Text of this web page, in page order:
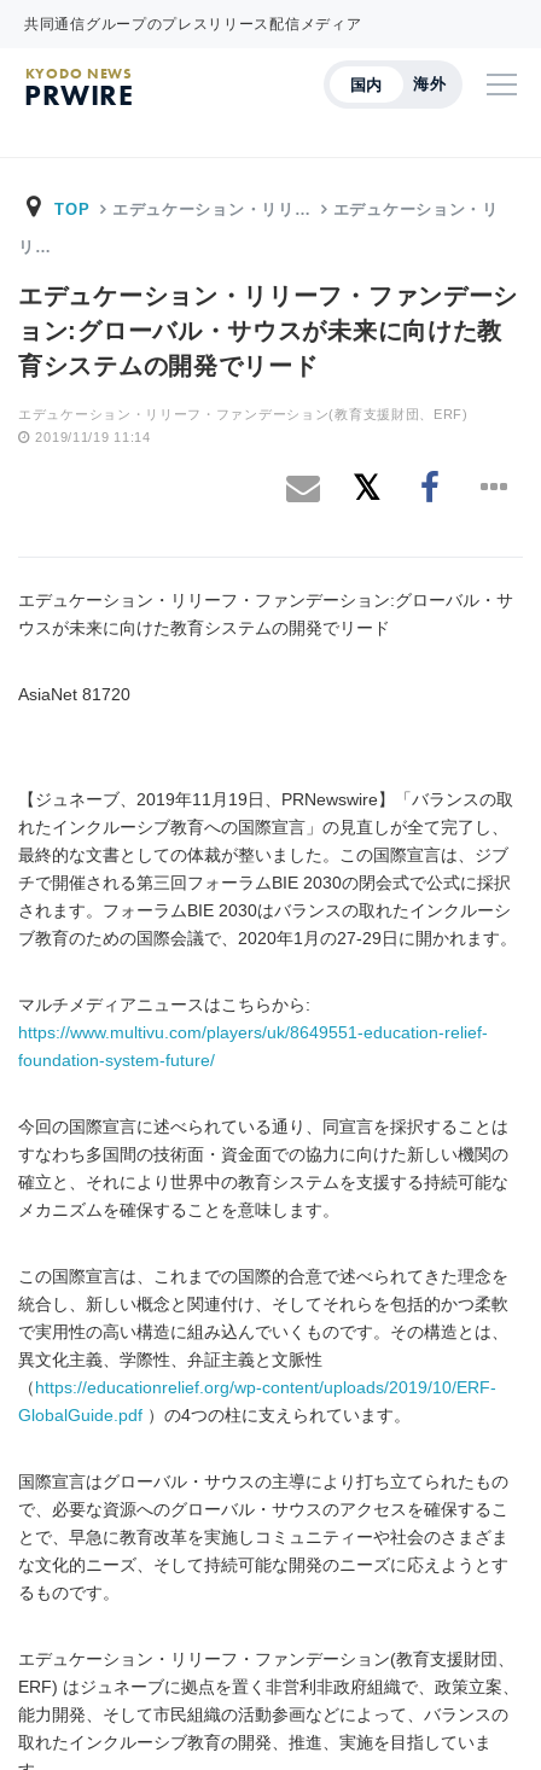
共同通信グループのプレスリリース配信メディア
国内 海外
KYODO NEWS
PRWIRE
TOP エデュケーション・リリ… エデュケーション・リ
リ…
エデュケーション・リリーフ・ファンデーシ
ョン:グローバル・サウスが未来に向けた教
育システムの開発でリード
エデュケーション・リリーフ・ファンデーション(教育支援財団、ERF)
2019/11/19 11:14
エデュケーション・リリーフ・ファンデーション:グローバル・サ
ウスが未来に向けた教育システムの開発でリード
AsiaNet 81720
【ジュネーブ、2019年11月19日、PRNewswire】「バランスの取
れたインクルーシブ教育への国際宣言」の見直しが全て完了し、
最終的な文書としての体裁が整いました。この国際宣言は、ジブ
チで開催される第三回フォーラムBIE 2030の閉会式で公式に採択
されます。フォーラムBIE 2030はバランスの取れたインクルーシ
ブ教育のための国際会議で、2020年1月の27-29日に開かれます。
マルチメディアニュースはこちらから:
https://www.multivu.com/players/uk/8649551-education-relief-
foundation-system-future/
今回の国際宣言に述べられている通り、同宣言を採択することは
すなわち多国間の技術面・資金面での協力に向けた新しい機関の
確立と、それにより世界中の教育システムを支援する持続可能な
メカニズムを確保することを意味します。
この国際宣言は、これまでの国際的合意で述べられてきた理念を
統合し、新しい概念と関連付け、そしてそれらを包括的かつ柔軟
で実用性の高い構造に組み込んでいくものです。その構造とは、
異文化主義、学際性、弁証主義と文脈性
（ https://educationrelief.org/wp-content/uploads/2019/10/ERF-
GlobalGuide.pdf ）の4つの柱に支えられています。
国際宣言はグローバル・サウスの主導により打ち立てられたもの
で、必要な資源へのグローバル・サウスのアクセスを確保するこ
とで、早急に教育改革を実施しコミュニティーや社会のさまざま
な文化的ニーズ、そして持続可能な開発のニーズに応えようとす
るものです。
エデュケーション・リリーフ・ファンデーション(教育支援財団、
ERF) はジュネーブに拠点を置く非営利非政府組織で、政策立案、
能力開発、そして市民組織の活動参画などによって、バランスの
取れたインクルーシブ教育の開発、推進、実施を目指していま